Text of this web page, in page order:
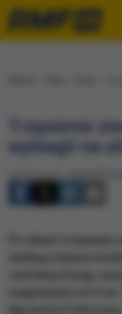
Trzęsienie
wybiegli na